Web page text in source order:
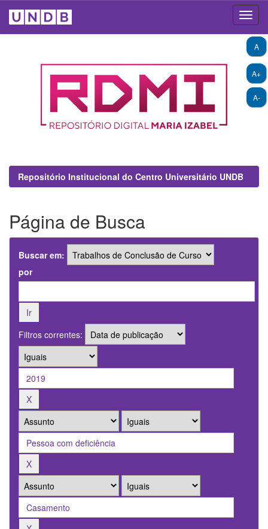
A+
A-
A
Repositório Institucional do Centro Universitário UNDB
Página de Busca
Buscar em:
por
Filtros correntes: